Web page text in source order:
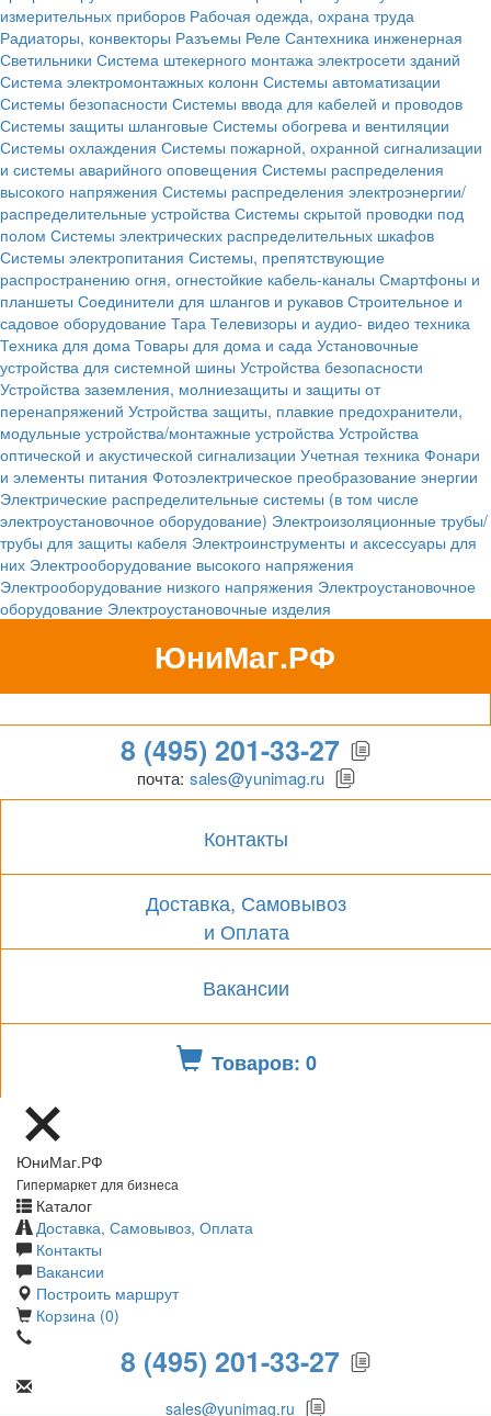
измерительных приборов Рабочая одежда, охрана труда
Радиаторы, конвекторы Разъемы Реле Сантехника инженерная
Светильники Система штекерного монтажа электросети зданий
Система электромонтажных колонн Системы автоматизации
Системы безопасности Системы ввода для кабелей и проводов
Системы защиты шланговые Системы обогрева и вентиляции
Системы охлаждения Системы пожарной, охранной сигнализации
и системы аварийного оповещения Системы распределения
высокого напряжения Системы распределения электроэнергии/
распределительные устройства Системы скрытой проводки под
полом Системы электрических распределительных шкафов
Системы электропитания Системы, препятствующие
распространению огня, огнестойкие кабель-каналы Смартфоны и
планшеты Соединители для шлангов и рукавов Строительное и
садовое оборудование Тара Телевизоры и аудио- видео техника
Техника для дома Товары для дома и сада Установочные
устройства для системной шины Устройства безопасности
Устройства заземления, молниезащиты и защиты от
перенапряжений Устройства защиты, плавкие предохранители,
модульные устройства/монтажные устройства Устройства
оптической и акустической сигнализации Учетная техника Фонари
и элементы питания Фотоэлектрическое преобразование энергии
Электрические распределительные системы (в том числе
электроустановочное оборудование) Электроизоляционные трубы/
трубы для защиты кабеля Электроинструменты и аксессуары для
них Электрооборудование высокого напряжения
Электрооборудование низкого напряжения Электроустановочное
оборудование Электроустановочные изделия
ЮниМаг.РФ
Гипермаркет для бизнеса
8 (495) 201-33-27
почта: sales@yunimag.ru
Контакты
Доставка, Самовывоз
и Оплата
Вакансии
Товаров: 0
ЮниМаг.РФ
Гипермаркет для бизнеса
Каталог
Доставка, Самовывоз, Оплата
Контакты
Вакансии
Построить маршрут
Корзина (0)
8 (495) 201-33-27
sales@yunimag.ru